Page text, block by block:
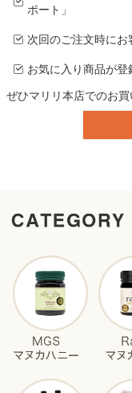
ポート」
次回のご注文時にお
お気に入り商品が
ぜひマリリ本店でのお